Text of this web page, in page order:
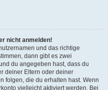
nicht anmelden!
und das richtige
dann gibt es zwei
du angegeben hast, dass du
deiner Eltern oder deiner
folgen, die du erhalten hast. Wenn
vielleicht aktiviert werden. Bei